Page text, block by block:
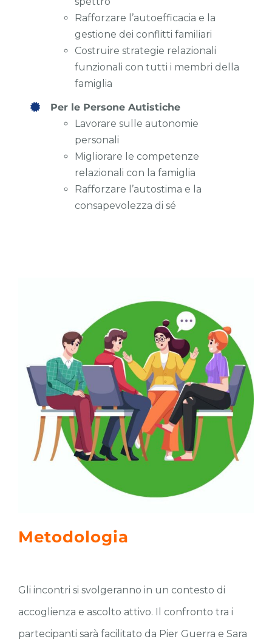
Rafforzare l’autoefficacia e la
gestione dei conflitti familiari
Costruire strategie relazionali
funzionali con tutti i membri della
famiglia
Per le Persone Autistiche
Lavorare sulle autonomie
personali
Migliorare le competenze
relazionali con la famiglia
Rafforzare l’autostima e la
consapevolezza di sé
Metodologia
Gli incontri si svolgeranno in un contesto di
accoglienza e ascolto attivo. Il confronto tra i
partecipanti sarà facilitato da Pier Guerra e Sara